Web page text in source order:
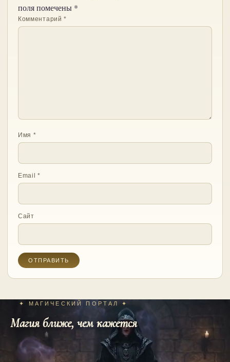
поля помечены *
Комментарий*
Имя *
Email*
Сайт
✦ МАГИЧЕСКИЙ ПОРТАЛ ✦
Магия ближе, чем кажется